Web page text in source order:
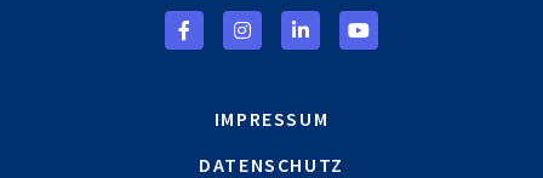
IMPRESSUM
DATENSCHUTZ